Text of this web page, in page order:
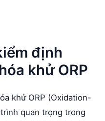
định
khử ORP
khử ORP (Oxidation-
quan trọng trong